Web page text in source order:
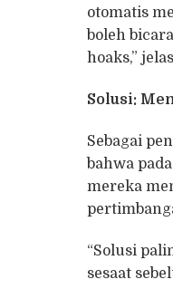
otomatis
boleh
hoaks,”
Solusi:
Sebagai
bahwa
mereka
“Solusi
sesaat